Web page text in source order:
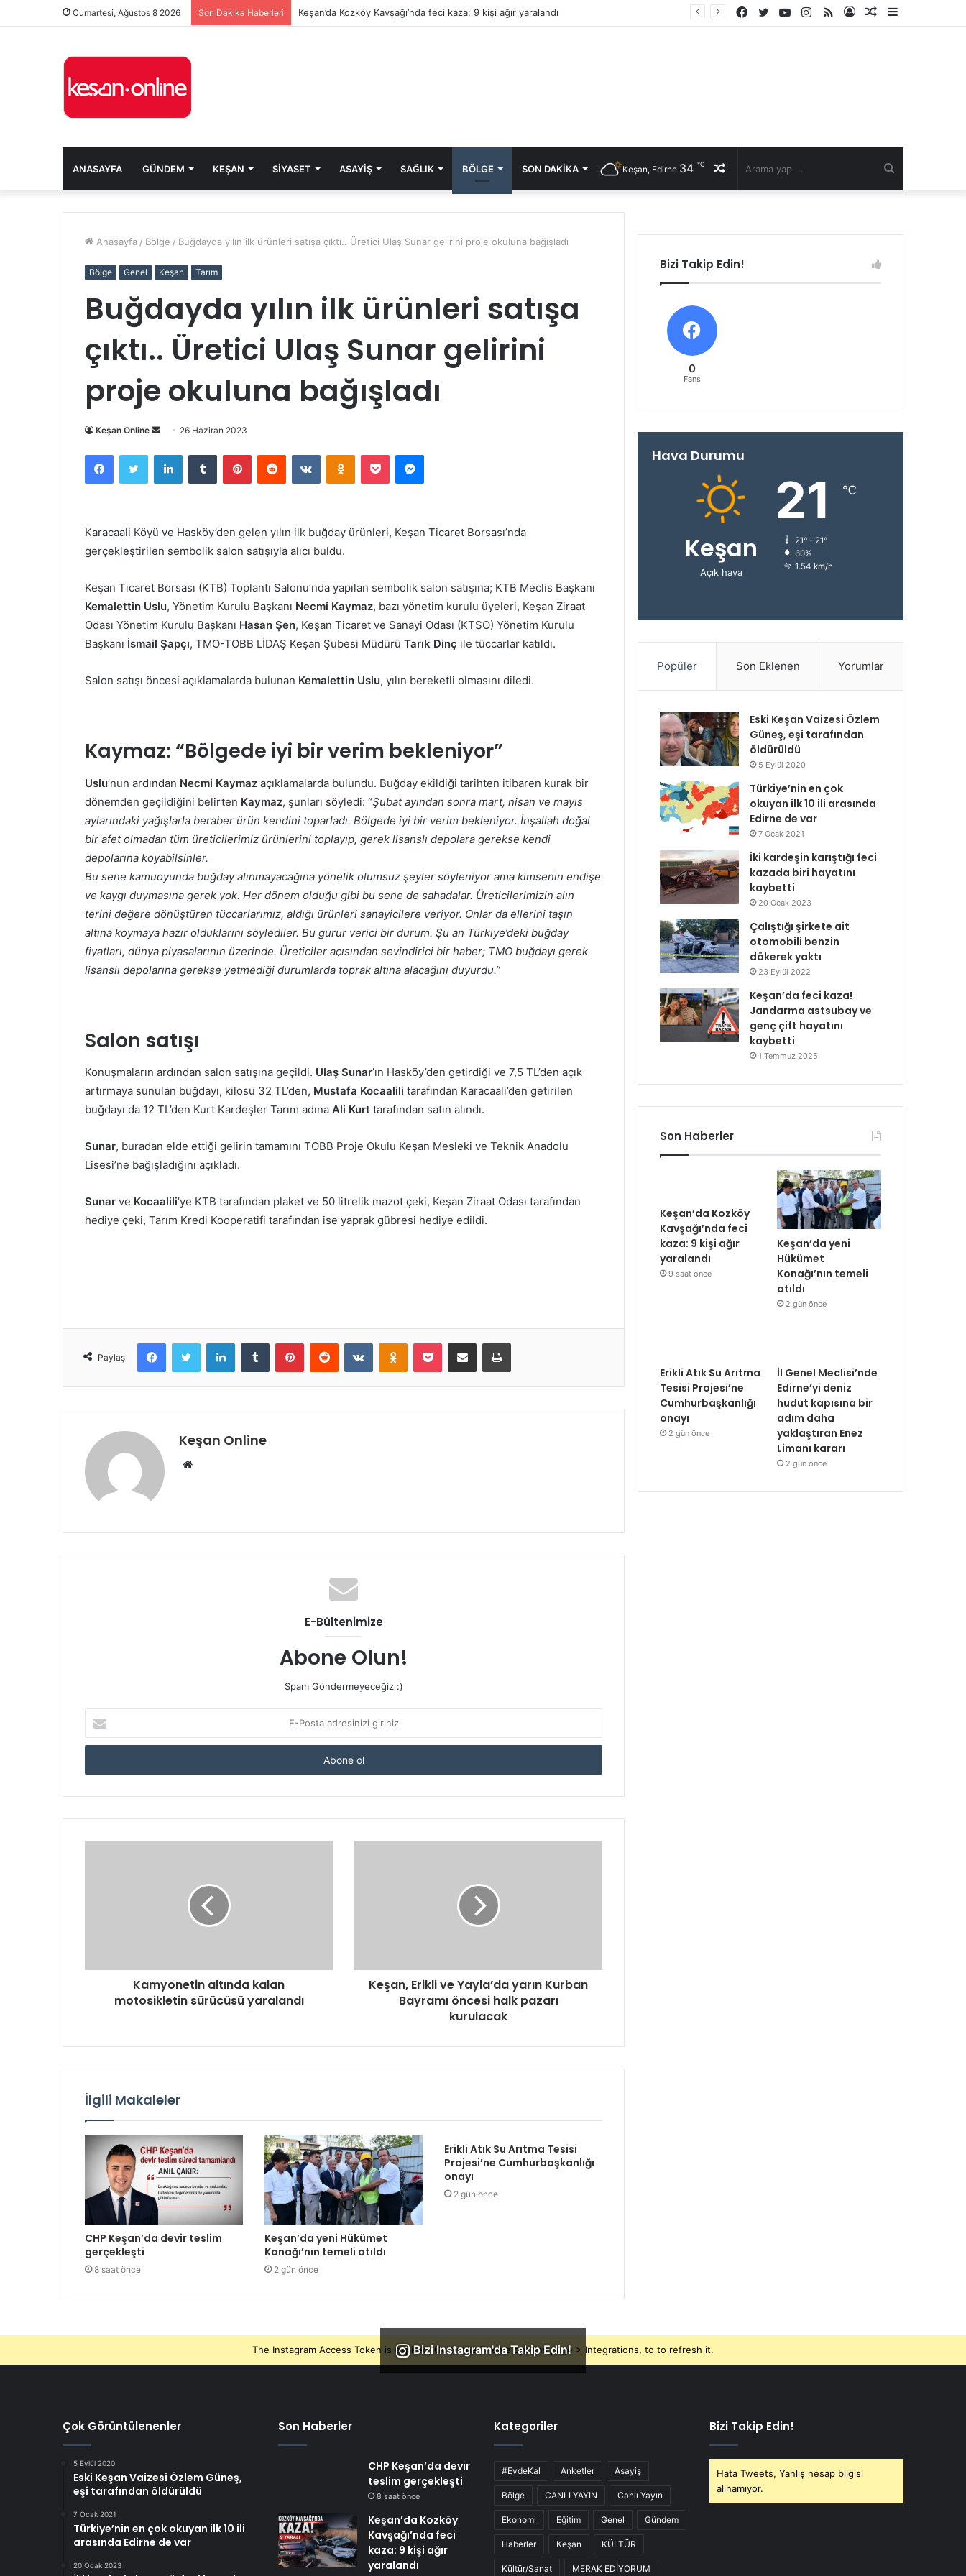
Cumartesi, Ağustos 8 2026 Son Dakika Haberleri Keşan’da Kozköy Kavşağı’nda feci kaza: 9 kişi ağır yaralandı
Kenar
Rastgele
Kayıt
RSS
Instagram
YouTube
Twitter
Facebook
ANASAYFA GÜNDEM KEŞAN SIYASET ASAYIŞ SAĞLIK BÖLGE SON DAKIKA Rastgele
Keşan, Edirne 34 ℃
Anasayfa / Bölge / Buğdayda yılın ilk ürünleri satışa çıktı.. Üretici Ulaş Sunar gelirini proje okuluna bağışladı
Bölge Genel Keşan Tarım
Buğdayda yılın ilk ürünleri satışa
çıktı.. Üretici Ulaş Sunar gelirini
proje okuluna bağışladı
Keşan Online
Bir
posta
göndermek
26 Haziran 2023
FacebookTwitter LinkedInTumblr PinterestReddit VKontakteOdnoklassniki
Pocket Messenger
Karacaali Köyü ve Hasköy’den gelen yılın ilk buğday ürünleri, Keşan Ticaret Borsası’nda
gerçekleştirilen sembolik salon satışıyla alıcı buldu.
Keşan Ticaret Borsası (KTB) Toplantı Salonu’nda yapılan sembolik salon satışına; KTB Meclis Başkanı
Kemalettin Uslu, Yönetim Kurulu Başkanı Necmi Kaymaz, bazı yönetim kurulu üyeleri, Keşan Ziraat
Odası Yönetim Kurulu Başkanı Hasan Şen, Keşan Ticaret ve Sanayi Odası (KTSO) Yönetim Kurulu
Başkanı İsmail Şapçı, TMO-TOBB LİDAŞ Keşan Şubesi Müdürü Tarık Dinç ile tüccarlar katıldı.
Salon satışı öncesi açıklamalarda bulunan Kemalettin Uslu, yılın bereketli olmasını diledi.
Kaymaz: “Bölgede iyi bir verim bekleniyor”
Uslu’nun ardından Necmi Kaymaz açıklamalarda bulundu. Buğday ekildiği tarihten itibaren kurak bir
dönemden geçildiğini belirten Kaymaz, şunları söyledi: “Şubat ayından sonra mart, nisan ve mayıs
aylarındaki yağışlarla beraber ürün kendini toparladı. Bölgede iyi bir verim bekleniyor. İnşallah doğal
bir afet olmadan tüm üreticilerimiz ürünlerini toplayıp, gerek lisanslı depolara gerekse kendi
depolarına koyabilsinler.
Bu sene kamuoyunda buğday alınmayacağına yönelik olumsuz şeyler söyleniyor ama kimsenin endişe
ve kaygı duymasına gerek yok. Her dönem olduğu gibi bu sene de sahadalar. Üreticilerimizin alın
terini değere dönüştüren tüccarlarımız, aldığı ürünleri sanayicilere veriyor. Onlar da ellerini taşın
altına koymaya hazır olduklarını söylediler. Bu gurur verici bir durum. Şu an Türkiye’deki buğday
fiyatları, dünya piyasalarının üzerinde. Üreticiler açısından sevindirici bir haber; TMO buğdayı gerek
lisanslı depolarına gerekse yetmediği durumlarda toprak altına alacağını duyurdu.”
Salon satışı
Konuşmaların ardından salon satışına geçildi. Ulaş Sunar’ın Hasköy’den getirdiği ve 7,5 TL’den açık
artırmaya sunulan buğdayı, kilosu 32 TL’den, Mustafa Kocaalili tarafından Karacaali’den getirilen
buğdayı da 12 TL’den Kurt Kardeşler Tarım adına Ali Kurt tarafından satın alındı.
Sunar, buradan elde ettiği gelirin tamamını TOBB Proje Okulu Keşan Mesleki ve Teknik Anadolu
Lisesi’ne bağışladığını açıkladı.
Sunar ve Kocaalili’ye KTB tarafından plaket ve 50 litrelik mazot çeki, Keşan Ziraat Odası tarafından
hediye çeki, Tarım Kredi Kooperatifi tarafından ise yaprak gübresi hediye edildi.
Paylaş
FacebookTwitter LinkedInTumblr PinterestReddit VKontakteOdnoklassniki
Pocket E-Posta ile paylaş Yazdır
Keşan Online
Web
E-Bültenimize
Abone Olun!
Spam Göndermeyeceğiz :)
Posta
adresinizi
Kamyonetin altında kalan
motosikletin sürücüsü yaralandı
Keşan, Erikli ve Yayla’da yarın Kurban
Bayramı öncesi halk pazarı
kurulacak
İlgili Makaleler
CHP Keşan’da devir teslim
gerçekleşti
8 saat önce
Keşan’da yeni Hükümet
Konağı’nın temeli atıldı
2 gün önce
Erikli Atık Su Arıtma Tesisi
Projesi’ne Cumhurbaşkanlığı
onayı
2 gün önce
Bizi Takip Edin!
0
Fans
Hava Durumu
Keşan
Açık hava
21 ℃
21º - 21º
60%
1.54 km/h
Popüler Son Eklenen Yorumlar
Eski Keşan Vaizesi Özlem
Güneş, eşi tarafından
öldürüldü
5 Eylül 2020
Türkiye’nin en çok
okuyan ilk 10 ili arasında
Edirne de var
7 Ocak 2021
İki kardeşin karıştığı feci
kazada biri hayatını
kaybetti
20 Ocak 2023
Çalıştığı şirkete ait
otomobili benzin
dökerek yaktı
23 Eylül 2022
Keşan’da feci kaza!
Jandarma astsubay ve
genç çift hayatını
kaybetti
1 Temmuz 2025
Son Haberler
Keşan’da Kozköy
Kavşağı’nda feci
kaza: 9 kişi ağır
yaralandı
9 saat önce
Keşan’da yeni
Hükümet
Konağı’nın temeli
atıldı
2 gün önce
Erikli Atık Su Arıtma
Tesisi Projesi’ne
Cumhurbaşkanlığı
onayı
2 gün önce
İl Genel Meclisi’nde
Edirne’yi deniz
hudut kapısına bir
adım daha
yaklaştıran Enez
Limanı kararı
2 gün önce
Bizi Instagram'da Takip Edin!
The Instagram Access Token is expired, Go to the Theme options page > Integrations, to to refresh it.
Çok Görüntülenenler
5 Eylül 2020
Eski Keşan Vaizesi Özlem Güneş,
eşi tarafından öldürüldü
7 Ocak 2021
Türkiye’nin en çok okuyan ilk 10 ili
arasında Edirne de var
20 Ocak 2023
Son Haberler
CHP Keşan’da devir
teslim gerçekleşti
8 saat önce
Keşan’da Kozköy
Kavşağı’nda feci
kaza: 9 kişi ağır
yaralandı
Kategoriler
#EvdeKal Anketler Asayiş
Bölge CANLI YAYIN Canlı Yayın
Ekonomi Eğitim Genel Gündem
Haberler Keşan KÜLTÜR
Kültür/Sanat MERAK EDİYORUM
Bizi Takip Edin!
Hata Tweets, Yanlış hesap bilgisi
alınamıyor.